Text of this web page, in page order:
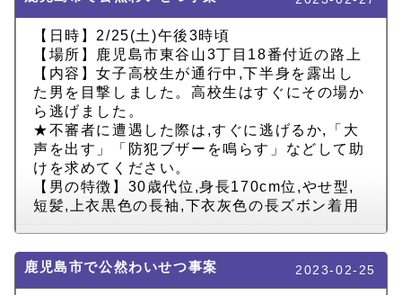
【日時】2/25(土)午後3時頃
【場所】鹿児島市東谷山3丁目18番付近の路上
【内容】女子高校生が通行中,下半身を露出し
た男を目撃しました。高校生はすぐにその場か
ら逃げました。
★不審者に遭遇した際は,すぐに逃げるか,「大
声を出す」「防犯ブザーを鳴らす」などして助
けを求めてください。
【男の特徴】30歳代位,身長170cm位,やせ型,
短髪,上衣黒色の長袖,下衣灰色の長ズボン着用
鹿児島市で公然わいせつ事案 2023-02-25